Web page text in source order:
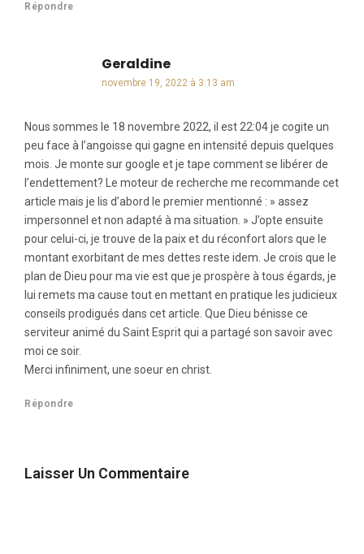
Répondre
Geraldinedit :
novembre 19, 2022 à 3:13 am
Nous sommes le 18 novembre 2022, il est 22:04 je cogite un
peu face à l’angoisse qui gagne en intensité depuis quelques
mois. Je monte sur google et je tape comment se libérer de
l’endettement? Le moteur de recherche me recommande cet
article mais je lis d’abord le premier mentionné : » assez
impersonnel et non adapté à ma situation. » J’opte ensuite
pour celui-ci, je trouve de la paix et du réconfort alors que le
montant exorbitant de mes dettes reste idem. Je crois que le
plan de Dieu pour ma vie est que je prospère à tous égards, je
lui remets ma cause tout en mettant en pratique les judicieux
conseils prodigués dans cet article. Que Dieu bénisse ce
serviteur animé du Saint Esprit qui a partagé son savoir avec
moi ce soir.
Merci infiniment, une soeur en christ.
Répondre
Laisser Un Commentaire